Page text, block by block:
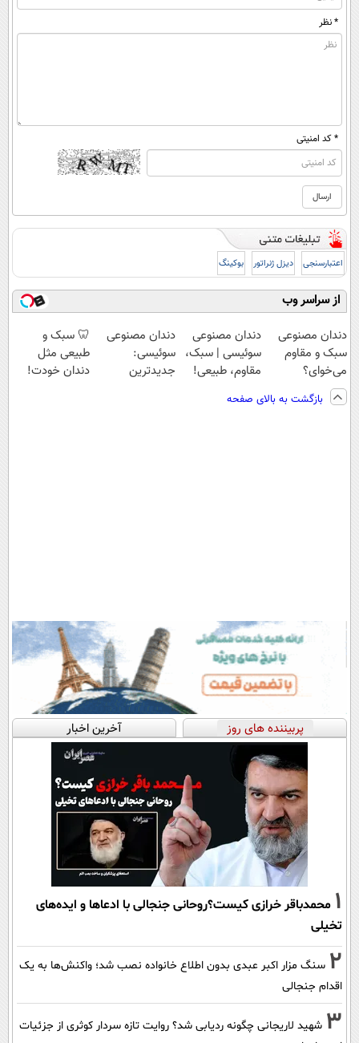
* نظر
* کد امنیتی
اعتبارسنجی دیزل ژنراتور بوکینگ
از سراسر وب
دندان مصنوعی
سبک و مقاوم
می‌خوای؟
پرداخت اقساطی
هم داریم!😍 |
دندان مصنوعی
سوئیسی | سبک،
مقاوم، طبیعی!
رایگان+پرداخت
دندان مصنوعی
سوئیسی:
جدیدترین
🦷 سبک و
طبیعی مثل
دندان خودت!
بازگشت به بالای صفحه
پربیننده های روز آخرین اخبار
1 محمدباقر خرازی کیست؟روحانی جنجالی با ادعاها و ایده‌های
تخیلی
2 سنگ مزار اکبر عبدی بدون اطلاع خانواده نصب شد؛ واکنش‌ها به یک
اقدام جنجالی
3 شهید لاریجانی چگونه ردیابی شد؟ روایت تازه سردار کوثری از جزئیات